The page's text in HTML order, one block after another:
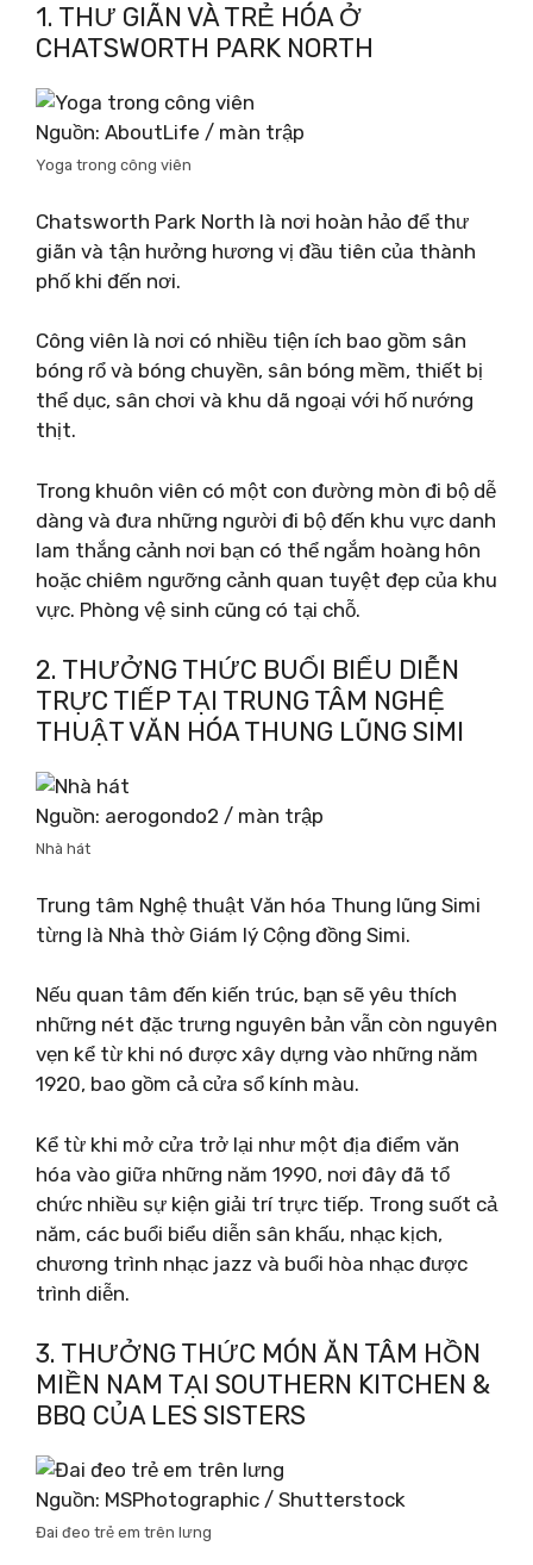
1. THƯ GIÃN VÀ TRẺ HÓA Ở
CHATSWORTH PARK NORTH
Nguồn: AboutLife / màn trập
Yoga trong công viên
Chatsworth Park North là nơi hoàn hảo để thư
giãn và tận hưởng hương vị đầu tiên của thành
phố khi đến nơi.
Công viên là nơi có nhiều tiện ích bao gồm sân
bóng rổ và bóng chuyền, sân bóng mềm, thiết bị
thể dục, sân chơi và khu dã ngoại với hố nướng
thịt.
Trong khuôn viên có một con đường mòn đi bộ dễ
dàng và đưa những người đi bộ đến khu vực danh
lam thắng cảnh nơi bạn có thể ngắm hoàng hôn
hoặc chiêm ngưỡng cảnh quan tuyệt đẹp của khu
vực. Phòng vệ sinh cũng có tại chỗ.
2. THƯỞNG THỨC BUỔI BIỂU DIỄN
TRỰC TIẾP TẠI TRUNG TÂM NGHỆ
THUẬT VĂN HÓA THUNG LŨNG SIMI
Nguồn: aerogondo2 / màn trập
Nhà hát
Trung tâm Nghệ thuật Văn hóa Thung lũng Simi
từng là Nhà thờ Giám lý Cộng đồng Simi.
Nếu quan tâm đến kiến ​​trúc, bạn sẽ yêu thích
những nét đặc trưng nguyên bản vẫn còn nguyên
vẹn kể từ khi nó được xây dựng vào những năm
1920, bao gồm cả cửa sổ kính màu.
Kể từ khi mở cửa trở lại như một địa điểm văn
hóa vào giữa những năm 1990, nơi đây đã tổ
chức nhiều sự kiện giải trí trực tiếp. Trong suốt cả
năm, các buổi biểu diễn sân khấu, nhạc kịch,
chương trình nhạc jazz và buổi hòa nhạc được
trình diễn.
3. THƯỞNG THỨC MÓN ĂN TÂM HỒN
MIỀN NAM TẠI SOUTHERN KITCHEN &
BBQ CỦA LES SISTERS
Nguồn: MSPhotographic / Shutterstock
Đai đeo trẻ em trên lưng